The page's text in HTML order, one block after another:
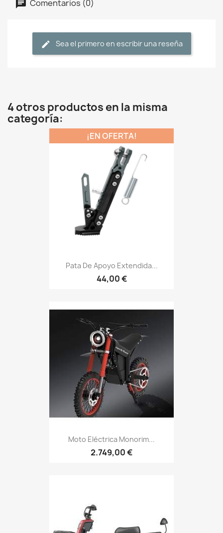
Comentarios (0)
Sea el primero en escribir una reseña
4 otros productos en la misma
categoría:
Pata De Apoyo Extendida...
44,00 €
¡EN OFERTA!
Moto Eléctrica Monorim...
2.749,00 €